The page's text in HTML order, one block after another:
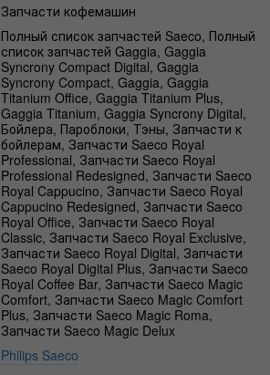
Запчасти кофемашин
Полный список запчастей Saeco, Полный
список запчастей Gaggia, Gaggia
Syncrony Compact Digital, Gaggia
Syncrony Compact, Gaggia, Gaggia
Titanium Office, Gaggia Titanium Plus,
Gaggia Titanium, Gaggia Syncrony Digital,
Бойлера, Пароблоки, Тэны, Запчасти к
бойлерам, Запчасти Saeco Royal
Professional, Запчасти Saeco Royal
Professional Redesigned, Запчасти Saeco
Royal Cappucino, Запчасти Saeco Royal
Cappucino Redesigned, Запчасти Saeco
Royal Office, Запчасти Saeco Royal
Classic, Запчасти Saeco Royal Exclusive,
Запчасти Saeco Royal Digital, Запчасти
Saeco Royal Digital Plus, Запчасти Saeco
Royal Coffee Bar, Запчасти Saeco Magic
Comfort, Запчасти Saeco Magic Comfort
Plus, Запчасти Saeco Magic Roma,
Запчасти Saeco Magic Delux
Philips Saeco